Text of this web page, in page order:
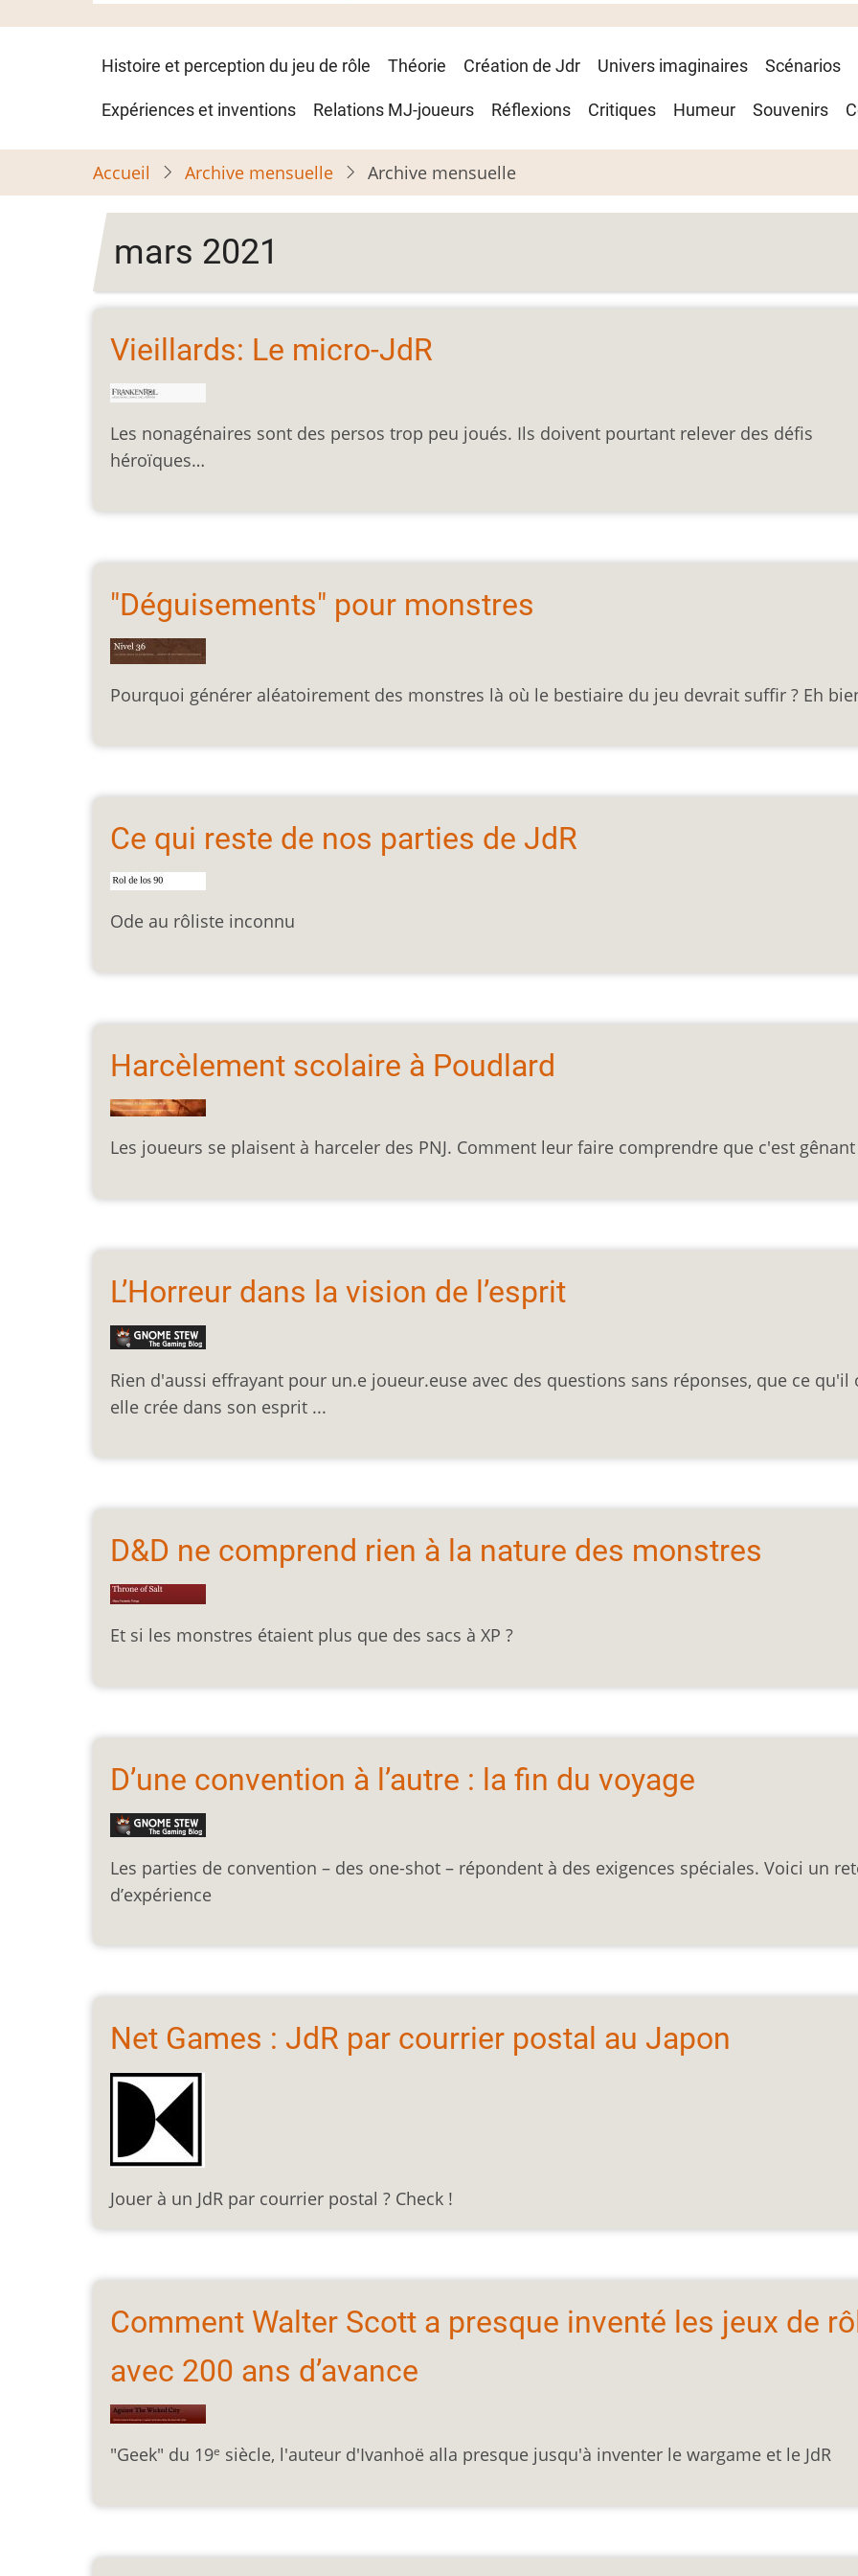
Navigation
principale
Histoire et perception du jeu de rôle Théorie Création de Jdr Univers imaginaires Scénarios
Expériences et inventions Relations MJ-joueurs Réflexions Critiques Humeur Souvenirs
Accueil Archive mensuelle Archive mensuelle
mars 2021
Vieillards: Le micro-JdR
Les nonagénaires sont des persos trop peu joués. Ils doivent pourtant relever des défis
héroïques…
"Déguisements" pour monstres
Pourquoi générer aléatoirement des monstres là où le bestiaire du jeu devrait suffir ? Eh
Ce qui reste de nos parties de JdR
Ode au rôliste inconnu
Harcèlement scolaire à Poudlard
Les joueurs se plaisent à harceler des PNJ. Comment leur faire comprendre que c'est gênant
L’Horreur dans la vision de l’esprit
Rien d'aussi effrayant pour un.e joueur.euse avec des questions sans réponses, que ce qu'il
elle crée dans son esprit ...
D&D ne comprend rien à la nature des monstres
Et si les monstres étaient plus que des sacs à XP ?
D’une convention à l’autre : la fin du voyage
Les parties de convention – des one-shot – répondent à des exigences spéciales. Voici un
d’expérience
Net Games : JdR par courrier postal au Japon
Jouer à un JdR par courrier postal ? Check !
Comment Walter Scott a presque inventé les jeux de
avec 200 ans d’avance
"Geek" du 19e siècle, l'auteur d'Ivanhoë alla presque jusqu'à inventer le wargame et le JdR